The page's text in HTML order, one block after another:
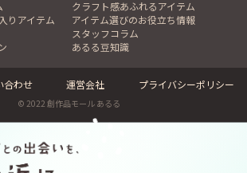
クラフト感あふれるアイテム
りアイテム
アイテム選びのお役立ち情報
スタッフコラム
あるる豆知識
合わせ 運営会社 プライバシーポリシー
© 2022 創作品モール あるる